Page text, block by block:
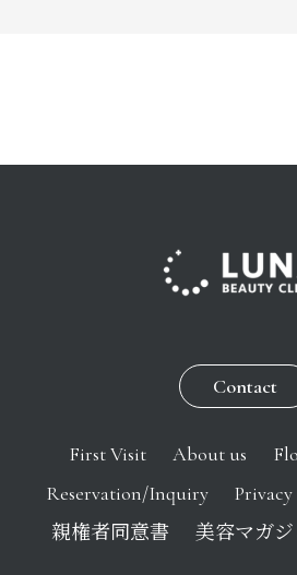
Contact
First Visit About us
Reservation/Inquiry
親権者同意書
美容マガジ